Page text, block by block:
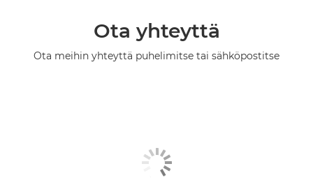
Ota yhteyttä
Ota meihin yhteyttä puhelimitse tai sähköpostitse